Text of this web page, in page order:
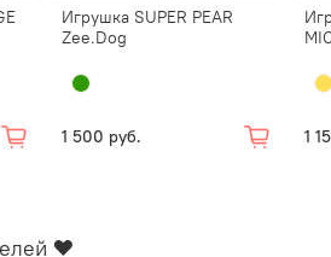
Игрушка SUPER PEAR
Zee.Dog
1 500 руб. 1
❤️